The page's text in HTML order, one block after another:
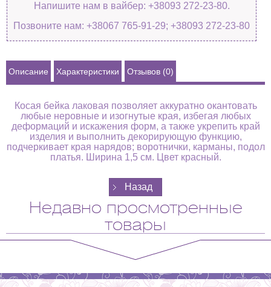
Напишите нам в вайбер: +38093 272-23-80.
Позвоните нам: +38067 765-91-29; +38093 272-23-80
Описание Характеристики Отзывов (0)
Косая бейка лаковая позволяет аккуратно окантовать
любые неровные и изогнутые края, избегая любых
деформаций и искажения форм, а также укрепить край
изделия и выполнить декорирующую функцию,
подчеркивает края нарядов; воротнички, карманы, подол
платья. Ширина 1,5 см. Цвет красный.
Недавно просмотренные
товары